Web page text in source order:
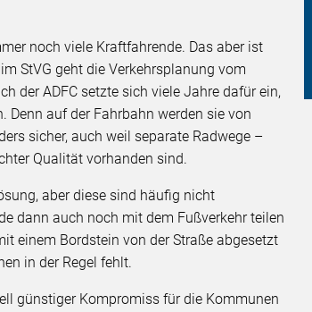
noch viele Kraftfahrende. Das aber ist
StVG geht die Verkehrsplanung vom
der ADFC setzte sich viele Jahre dafür ein,
Denn auf der Fahrbahn werden sie von
sicher, auch weil separate Radwege –
Qualität vorhanden sind.
aber diese sind häufig nicht
dann auch noch mit dem Fußverkehr teilen
einem Bordstein von der Straße abgesetzt
in der Regel fehlt.
günstiger Kompromiss für die Kommunen